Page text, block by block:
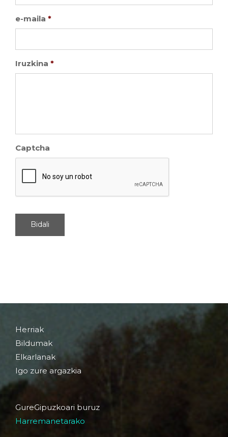
e-maila *
Iruzkina *
Captcha
Herriak
Bildumak
Elkarlanak
Igo zure argazkia
GureGipuzkoari buruz
Harremanetarako